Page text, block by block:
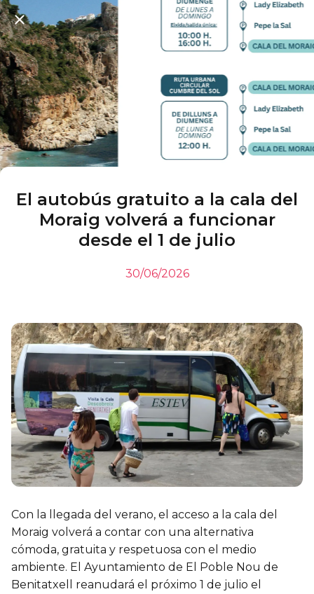
El autobús gratuito a la cala del
Moraig volverá a funcionar
desde el 1 de julio
30/06/2026
Con la llegada del verano, el acceso a la cala del
Moraig volverá a contar con una alternativa
cómoda, gratuita y respetuosa con el medio
ambiente. El Ayuntamiento de El Poble Nou de
Benitatxell reanudará el próximo 1 de julio el